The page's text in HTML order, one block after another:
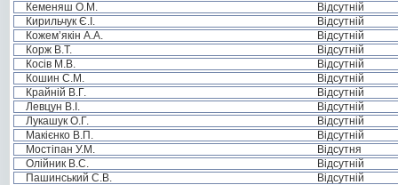
Кеменяш О.М.
Відсутній
Кирильчук Є.І.
Відсутній
Кожем’якін А.А.
Відсутній
Корж В.Т.
Відсутній
Косів М.В.
Відсутній
Кошин С.М.
Відсутній
Крайній В.Г.
Відсутній
Левцун В.І.
Відсутній
Лукашук О.Г.
Відсутній
Макієнко В.П.
Відсутній
Мостіпан У.М.
Відсутня
Олійник В.С.
Відсутній
Пашинський С.В.
Відсутній